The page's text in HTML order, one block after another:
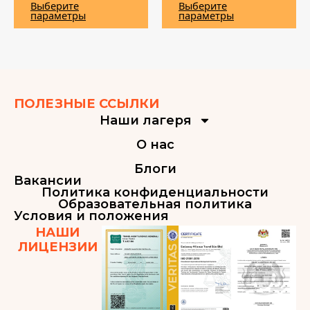
Выберите
параметры
Выберите
параметры
ПОЛЕЗНЫЕ ССЫЛКИ
Наши лагеря
О нас
Блоги
Вакансии
Политика конфиденциальности
Образовательная политика
Условия и положения
НАШИ
ЛИЦЕНЗИИ